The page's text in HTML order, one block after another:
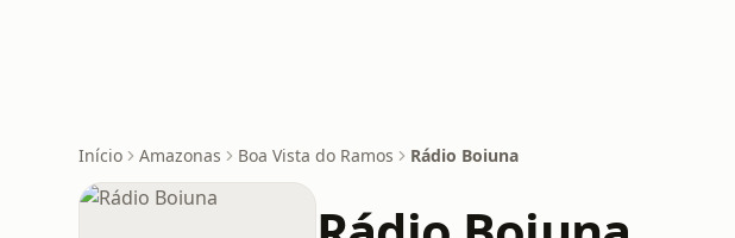
Início Amazonas Boa Vista do Ramos Rádio Boiuna